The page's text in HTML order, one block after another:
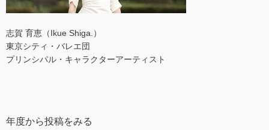
志賀 育恵（Ikue Shiga.）
東京シティ・バレエ団
プリンシパル・キャラクターアーティスト
年度から投稿をみる